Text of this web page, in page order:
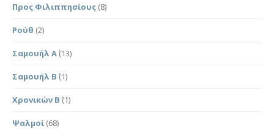
Προς Φιλιππησίους (8)
Ρούθ (2)
Σαμουήλ Α΄(13)
Σαμουήλ Β΄ (1)
Χρονικών Β΄ (1)
Ψαλμοί (68)